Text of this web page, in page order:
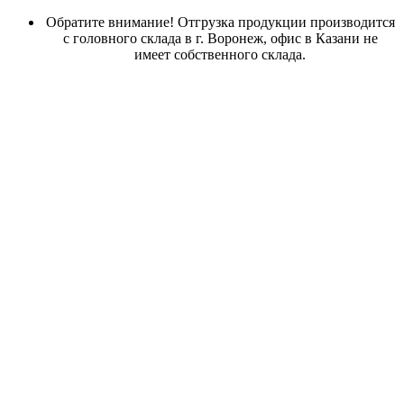
Обратите внимание! Отгрузка продукции производится
с головного склада в г. Воронеж, офис в Казани не
имеет собственного склада.